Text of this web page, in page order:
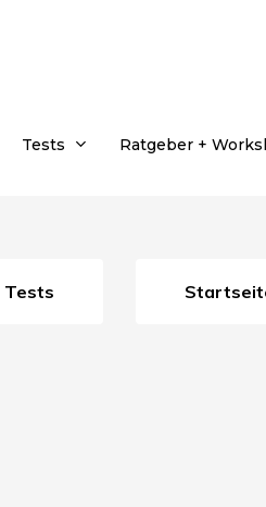
Tests Ratgeber +
Tests